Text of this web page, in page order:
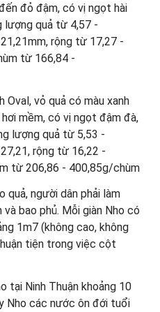
đỏ đậm, có vị ngọt hài
lượng quả từ 4,57 -
rộng từ 17,27 -
từ 166,84 -
Oval, vỏ quả có màu xanh
mềm, có vị ngọt đậm đà,
lượng quả từ 5,53 -
rộng từ 16,22 -
từ 206,86 - 400,85g/chùm
quả, người dân phải làm
bao phủ. Mỗi giàn Nho có
1m7 (không cao, không
tiện trong việc cột
tại Ninh Thuận khoảng 10
Nho các nước ôn đới tuổi